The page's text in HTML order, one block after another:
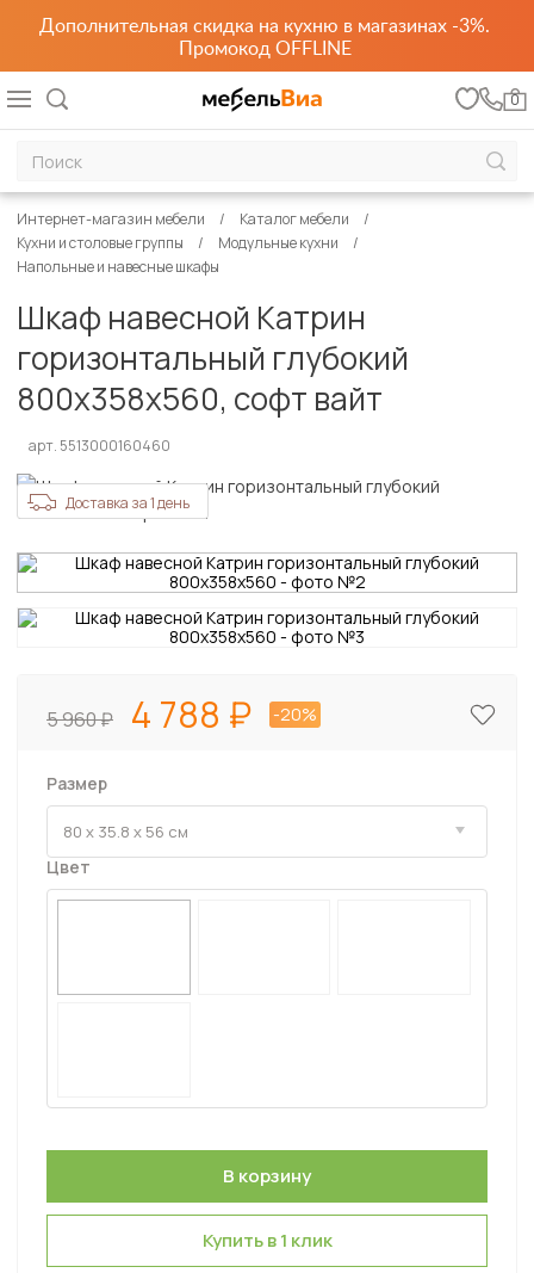
Дополнительная скидка на кухню в магазинах -3%.
Промокод OFFLINE
0
Интернет-магазин мебели
Каталог мебели
Кухни и столовые группы
Модульные кухни
Напольные и навесные шкафы
Шкаф навесной Катрин
горизонтальный глубокий
800х358х560, софт вайт
арт. 5513000160460
Доставка за 1 день
5 960 4 788 -20%
Размер
Цвет
Купить в 1 клик